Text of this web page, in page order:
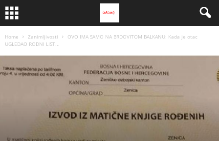
Home Zanimljivosti
OVO IMA SAMO NA BRDOVITOM BALKANU: Kada je otac
UGLEDAO RODNI LIST...